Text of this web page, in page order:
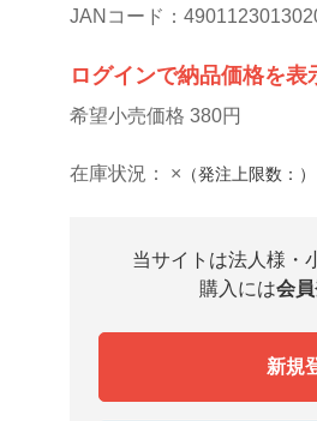
JANコード：
ログインで納品価格を表
希望小売価格 380円
在庫状況： × （発注上限数：
当サイトは法人様・
購入には会員
新規